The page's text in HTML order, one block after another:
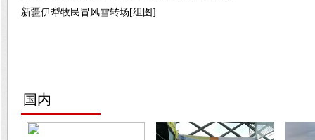
新疆伊犁牧民冒风雪转场[组图]